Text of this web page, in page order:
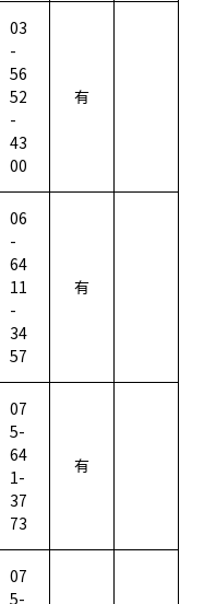
03
-
56
52
-
43
00
有
06
-
64
11
-
34
57
有
07
5-
64
1-
37
73
有
07
5-